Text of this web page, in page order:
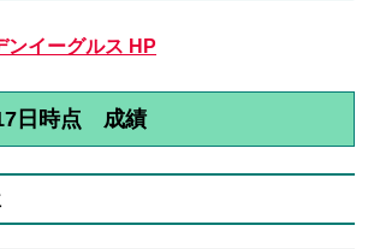
ンイーグルス HP
日時点 成績